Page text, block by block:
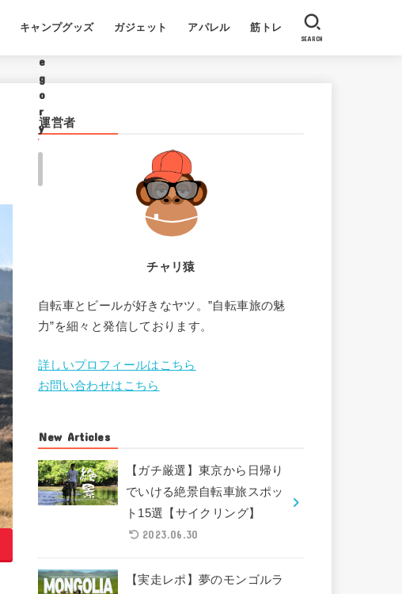
キャンプグッズ ガジェット アパレル 筋トレ
SEARCH
運営者
チャリ猿
自転車とビールが好きなヤツ。”自転車旅の魅
力”を細々と発信しております。
詳しいプロフィールはこちら
お問い合わせはこちら
New Articles
【ガチ厳選】東京から日帰り
でいける絶景自転車旅スポッ
ト15選【サイクリング】
2023.06.30
【実走レポ】夢のモンゴルラ
a
e
g
o
r
y